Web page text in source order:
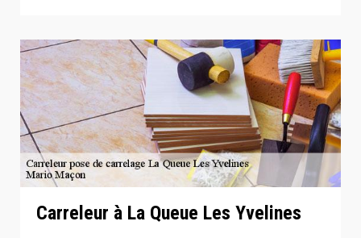
Carreleur à La Queue Les Yvelines